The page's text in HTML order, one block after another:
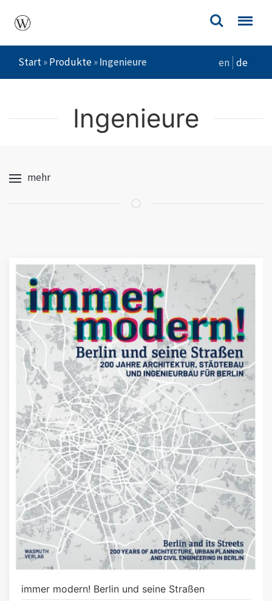
Start»Produkte»Ingenieure en de
Ingenieure
mehr
immer modern! Berlin und seine Straßen